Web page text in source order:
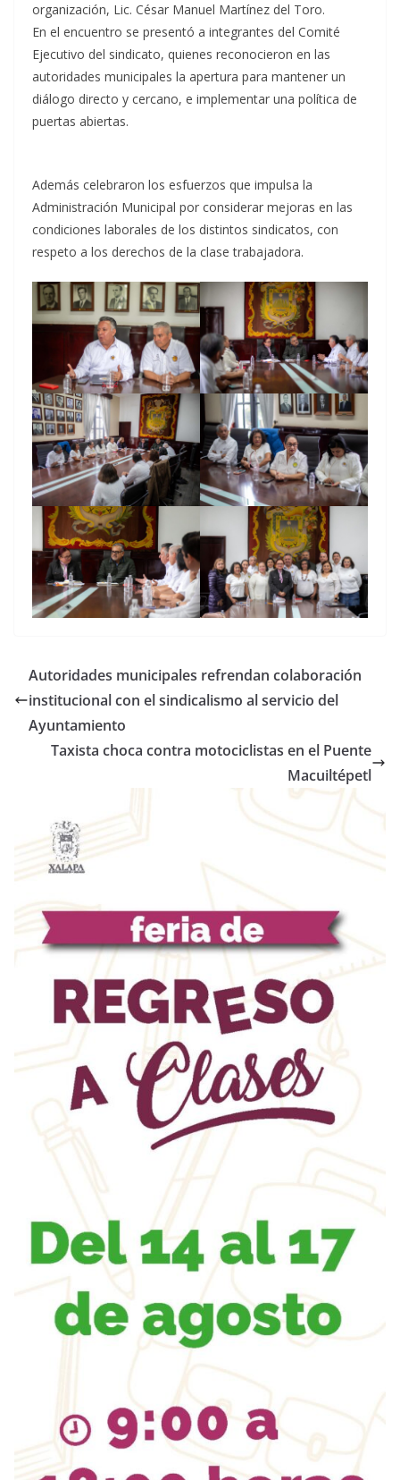
organización, Lic. César Manuel Martínez del Toro.
En el encuentro se presentó a integrantes del Comité
Ejecutivo del sindicato, quienes reconocieron en las
autoridades municipales la apertura para mantener un
diálogo directo y cercano, e implementar una política de
puertas abiertas.
Además celebraron los esfuerzos que impulsa la
Administración Municipal por considerar mejoras en las
condiciones laborales de los distintos sindicatos, con
respeto a los derechos de la clase trabajadora.
Autoridades municipales refrendan colaboración
institucional con el sindicalismo al servicio del
Ayuntamiento
Taxista choca contra motociclistas en el Puente
Macuiltépetl